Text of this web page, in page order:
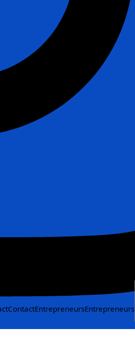
ContactEntrepreneursEntrepreneurs